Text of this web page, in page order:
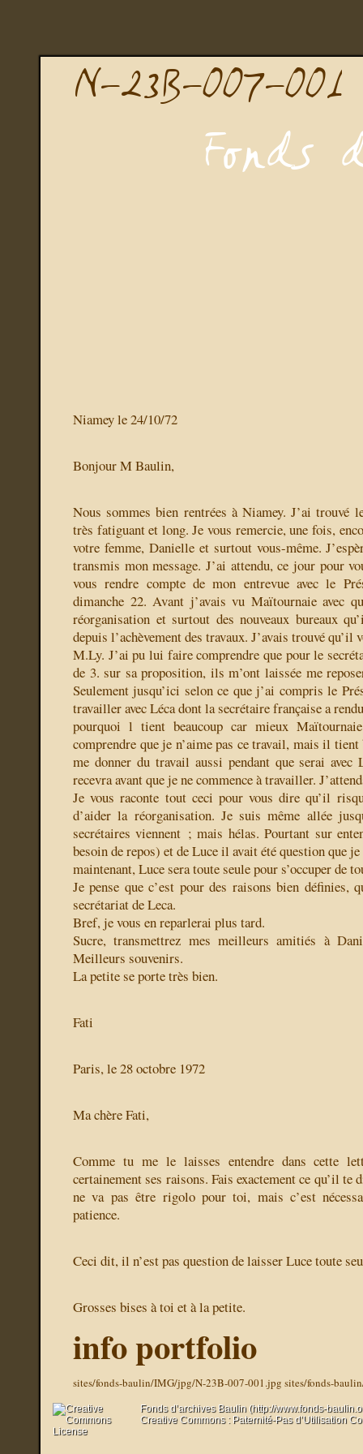
Niamey le 24/10/72
Bonjour M Baulin,
Nous sommes bien rentrées à Niamey. J’ai trouvé
très fatiguant et long. Je vous remercie, une fois,
votre femme, Danielle et surtout vous-même.
transmis mon message. J’ai attendu, ce jour pour
vous rendre compte de mon entrevue avec le
dimanche 22. Avant j’avais vu Maïtournaie avec
réorganisation et surtout des nouveaux bureaux
depuis l’achèvement des travaux. J’avais trouvé qu’il
M.Ly. J’ai pu lui faire comprendre que pour le
de 3. sur sa proposition, ils m’ont laissée me
Seulement jusqu’ici selon ce que j’ai compris le
travailler avec Léca dont la secrétaire française a
pourquoi l tient beaucoup car mieux
comprendre que je n’aime pas ce travail, mais il
me donner du travail aussi pendant que serai
recevra avant que je ne commence à travailler.
Je vous raconte tout ceci pour vous dire qu’il
d’aider la réorganisation. Je suis même allée
secrétaires viennent ; mais hélas. Pourtant sur
besoin de repos) et de Luce il avait été question que
maintenant, Luce sera toute seule pour s’occuper de
Je pense que c’est pour des raisons bien définies,
secrétariat de Leca.
Bref, je vous en reparlerai plus tard.
Sucre, transmettrez mes meilleurs amitiés à
Meilleurs souvenirs.
La petite se porte très bien.
Fati
Paris, le 28 octobre 1972
Ma chère Fati,
Comme tu me le laisses entendre dans cette
certainement ses raisons. Fais exactement ce qu’il te
ne va pas être rigolo pour toi, mais c’est
patience.
Ceci dit, il n’est pas question de laisser Luce toute
Grosses bises à toi et à la petite.
info portfolio
sites/fonds-baulin/IMG/jpg/N-23B-007-001.jpg sites/fonds-
Fonds d’archives Baulin (http://www.fonds-
Creative Commons : Paternité-Pas d’Utilisation